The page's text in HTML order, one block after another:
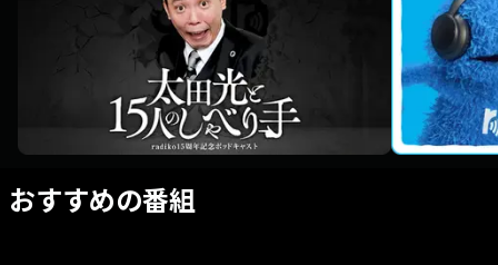
おすすめの番組